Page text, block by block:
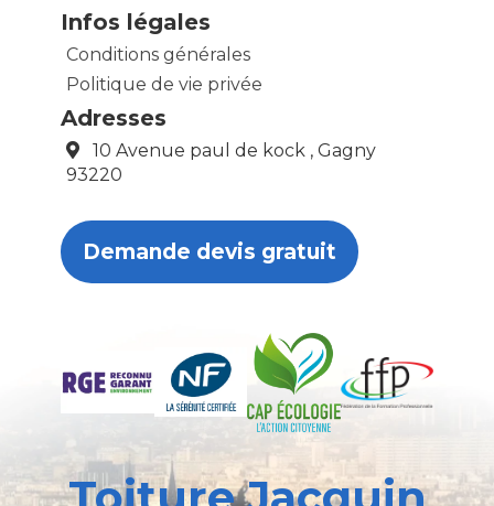
Infos légales
Conditions générales
Politique de vie privée
Adresses
10 Avenue paul de kock , Gagny
93220
Demande devis gratuit